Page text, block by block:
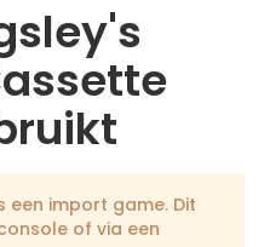
een import game. Dit
of via een